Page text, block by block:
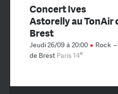
Concert Ives
Astorelly au TonAir
Brest
Jeudi 26/09 à 20:00 Rock –
de Brest Paris 14e